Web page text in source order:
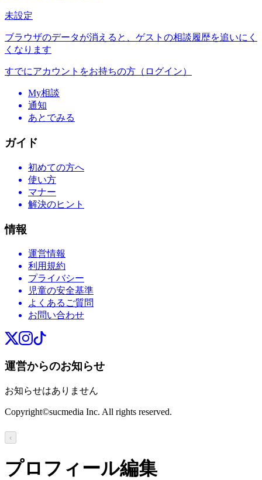
未設定
ブラウザのデータが消えると、ゲストの相談履歴を追いにく
くなります
すでにアカウントをお持ちの方（ログイン）
My相談
通知
あとでみる
ガイド
初めての方へ
使い方
マナー
解決のヒント
情報
運営情報
利用規約
プライバシー
児童の安全基準
よくあるご質問
お問い合わせ
運営からのお知らせ
お知らせはありません
Copyright©sucmedia Inc. All rights reserved.
‹
プロフィール編集